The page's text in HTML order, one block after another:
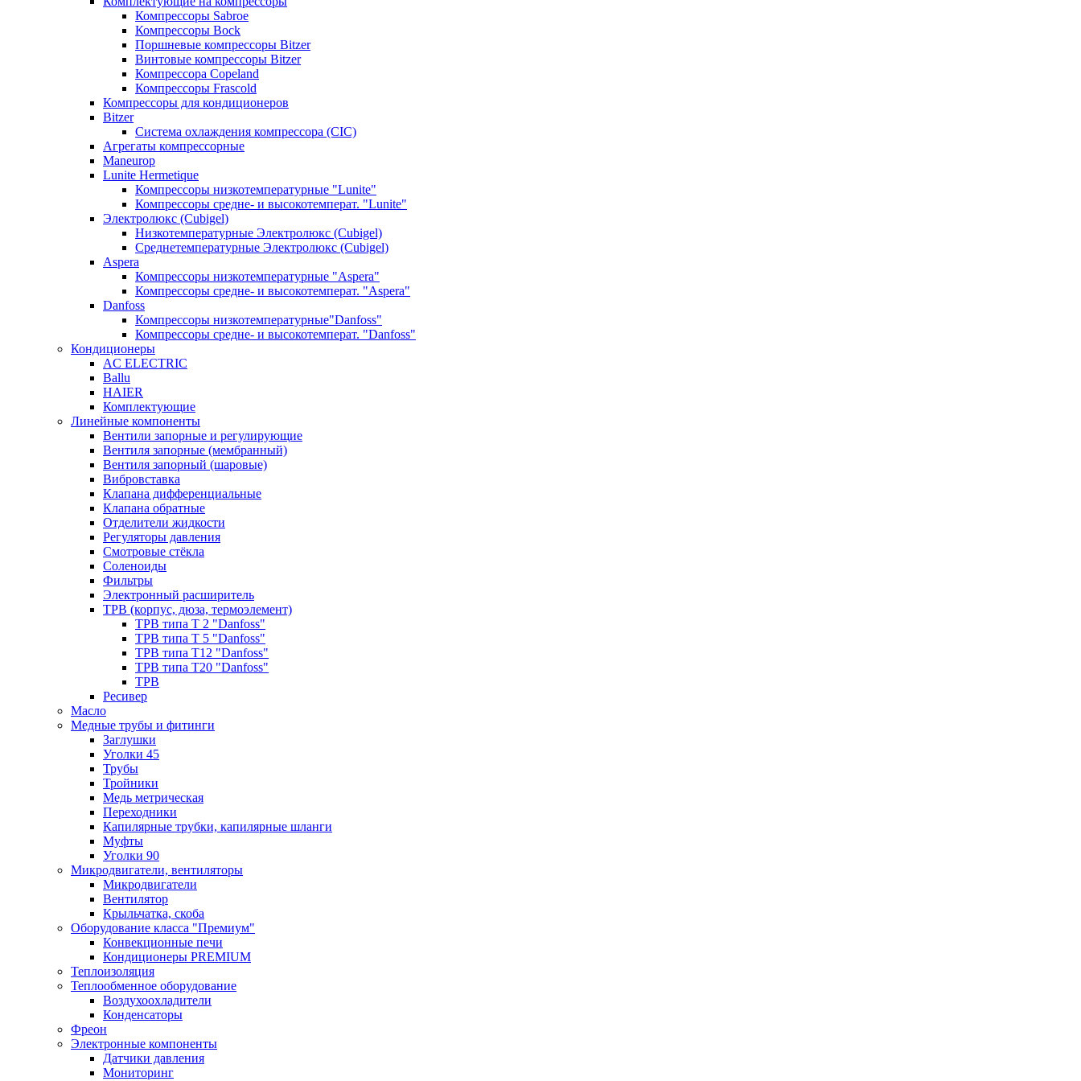
Компрессоры Sabroe
Компрессоры Bock
Поршневые компрессоры Bitzer
Винтовые компрессоры Bitzer
Компрессора Copeland
Компрессоры Frascold
Компрессоры для кондиционеров
Bitzer
Система охлаждения компрессора (CIC)
Агрегаты компрессорные
Maneurop
Lunite Hermetique
Компрессоры низкотемпературные "Lunite"
Компрессоры средне- и высокотемперат. "Lunite"
Электролюкс (Cubigel)
Низкотемпературные Электролюкс (Cubigel)
Среднетемпературные Электролюкс (Cubigel)
Aspera
Компрессоры низкотемпературные "Aspera"
Компрессоры средне- и высокотемперат. "Aspera"
Danfoss
Компрессоры низкотемпературные"Danfoss"
Компрессоры средне- и высокотемперат. "Danfoss"
Кондиционеры
AC ELECTRIC
Ballu
HAIER
Комплектующие
Линейные компоненты
Вентили запорные и регулирующие
Вентиля запорные (мембранный)
Вентиля запорный (шаровые)
Вибровставка
Клапана дифференциальные
Клапана обратные
Отделители жидкости
Регуляторы давления
Смотровые стёкла
Соленоиды
Фильтры
Электронный расширитель
ТРВ (корпус, дюза, термоэлемент)
ТРВ типа Т 2 "Danfoss"
ТРВ типа Т 5 "Danfoss"
ТРВ типа Т12 "Danfoss"
ТРВ типа Т20 "Danfoss"
ТРВ
Ресивер
Масло
Медные трубы и фитинги
Заглушки
Уголки 45
Трубы
Тройники
Медь метрическая
Переходники
Капилярные трубки, капилярные шланги
Муфты
Уголки 90
Микродвигатели, вентиляторы
Микродвигатели
Вентилятор
Крыльчатка, скоба
Оборудование класса "Премиум"
Конвекционные печи
Кондиционеры PREMIUM
Теплоизоляция
Теплообменное оборудование
Воздухоохладители
Конденсаторы
Фреон
Электронные компоненты
Датчики давления
Мониторинг